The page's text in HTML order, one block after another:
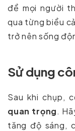
để mọi người
qua từng biểu
trở nên sống
Sử dụng
Sau khi chụp,
quan trọng.
tăng độ sáng,